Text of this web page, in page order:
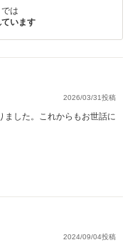
は
ています
2026/03/31投稿
ました。これからもお世話に
2024/09/04投稿